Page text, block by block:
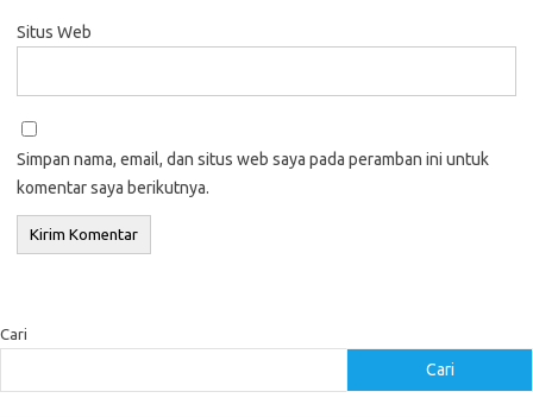
Situs Web
Simpan nama, email, dan situs web saya pada peramban ini untuk
komentar saya berikutnya.
Cari
Cari